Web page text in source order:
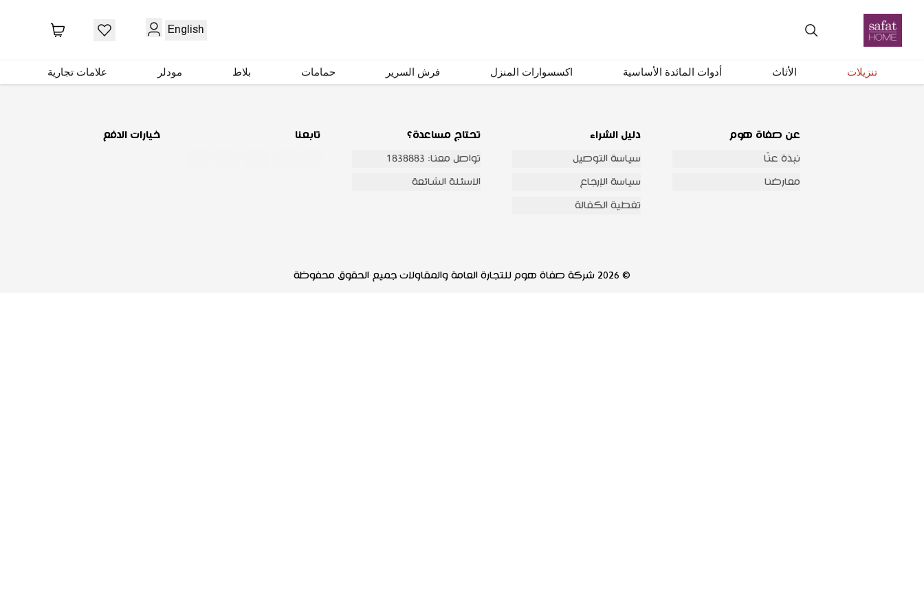
English
تنزيلات الأثاث أدوات المائدة الأساسية اكسسوارات المنزل فرش السرير حمامات بلاط مودلر علامات تجارية
احصل على تحديثات عبر البريد الإلكتروني
عن صفاة هوم
نبذة عنّا
معارضنا
دليل الشراء
سياسة التوصيل
سياسة الإرجاع
تغطية الكفالة
تحتاج مساعدة؟
تواصل معنا: 1838883
الاسئلة الشائعة
تابعنا خيارات الدفع
© 2026 شركة صفاة هوم للتجارة العامة والمقاولات جميع الحقوق محفوظة